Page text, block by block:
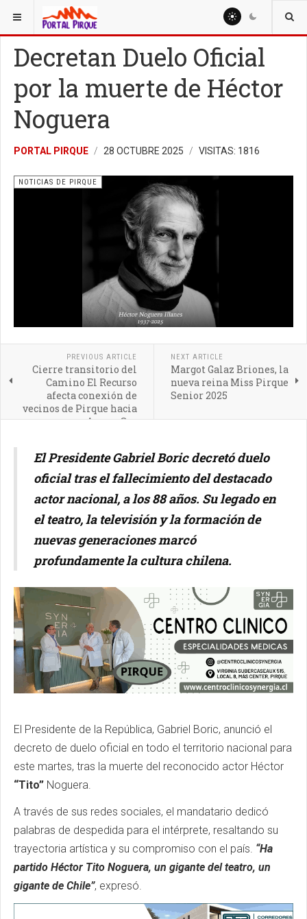
ESTÁ AQUÍ: NOTICIAS
Decretan Duelo Oficial
por la muerte de Héctor
Noguera
PORTAL PIRQUE 28 OCTUBRE 2025 VISITAS: 1816
NOTICIAS DE PIRQUE
PREVIOUS ARTICLE
Cierre transitorio del
Camino El Recurso
afecta conexión de
vecinos de Pirque hacia
Acceso Sur
NEXT ARTICLE
Margot Galaz Briones, la
nueva reina Miss Pirque
Senior 2025
El Presidente Gabriel Boric decretó duelo
oficial tras el fallecimiento del destacado
actor nacional, a los 88 años. Su legado en
el teatro, la televisión y la formación de
nuevas generaciones marcó
profundamente la cultura chilena.
El Presidente de la República, Gabriel Boric, anunció el
decreto de duelo oficial en todo el territorio nacional para
este martes, tras la muerte del reconocido actor Héctor
“Tito” Noguera.
A través de sus redes sociales, el mandatario dedicó
palabras de despedida para el intérprete, resaltando su
trayectoria artística y su compromiso con el país. “Ha
partido Héctor Tito Noguera, un gigante del teatro, un
gigante de Chile”, expresó.